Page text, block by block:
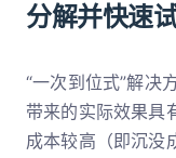
分解并快速
“一次到位式”解决
带来的实际效果具
成本较高（即沉没